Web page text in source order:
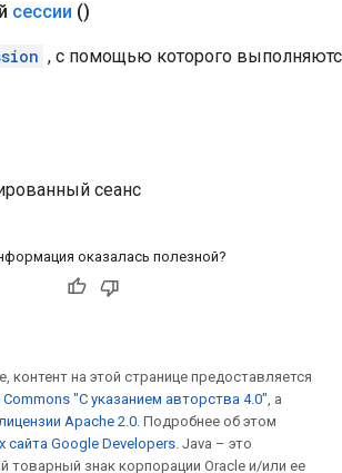
сессии ()
, с помощью которого
сеанс
оказалась полезной?
контент на этой странице предоставляется
Commons "С указанием авторства 4.0", а
Apache 2.0. Подробнее об этом
сайта Google Developers. Java – это
товарный знак корпорации Oracle и/или ее